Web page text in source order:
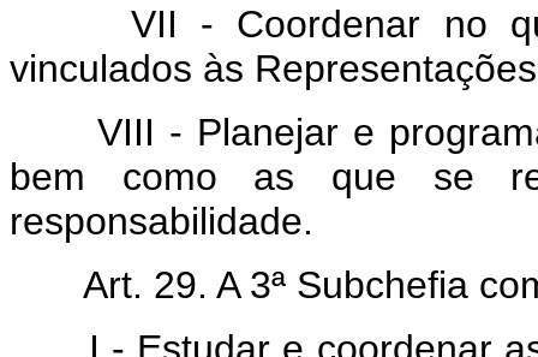
VII - Coordenar no
vinculados às
VIII - Planejar e
bem como as que se
responsabilidade.
Art. 29. A 3ª Subchefia